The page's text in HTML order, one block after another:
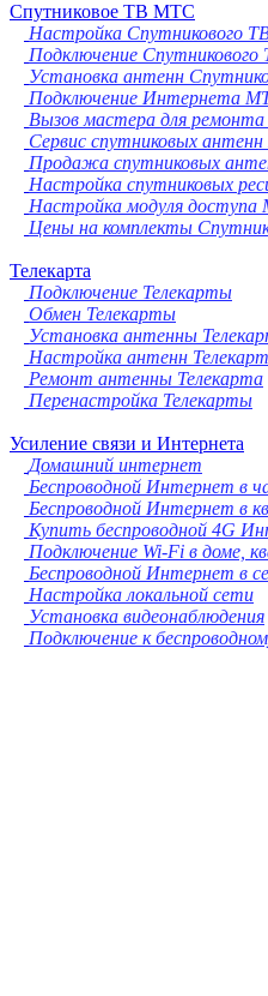
Спутниковое ТВ МТС
Настройка Спутникового
Подключение
Установка антенн
Подключение Интернета
Вызов мастера для
Сервис спутниковых
Продажа спутниковых
Настройка спутниковых
Настройка модуля
Цены на комплекты
Телекарта
Подключение Телекарты
Обмен Телекарты
Установка антенны
Настройка антенн
Ремонт антенны Телекарта
Перенастройка Телекарты
Усиление связи и Интернета
Домашний интернет
Беспроводной Интернет в
Беспроводной Интернет в
Купить беспроводной 4G
Подключение Wi-Fi в доме,
Беспроводной Интернет в
Настройка локальной сети
Установка видеонаблюдения
Подключение к